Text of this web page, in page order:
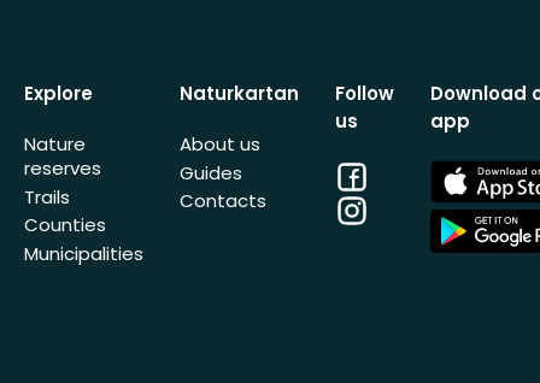
Explore
Nature
reserves
Trails
Counties
Municipalities
Naturkartan
About us
Guides
Contacts
Follow
us
Facebook
Instagram
Download
app
App
Store
App
Store